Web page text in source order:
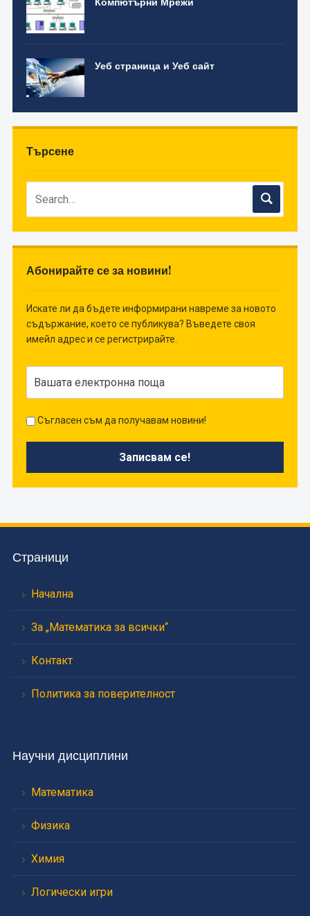
Уеб страница и Уеб сайт
Търсене
Абонирайте се за новини!
Искате ли да бъдете информирани навреме за новото
съдържание, което се публикува? Въведете своя
имейл адрес и се регистрирайте.
Съгласен съм да получавам новини!
Страници
Начална
За „Математика за всички“
Контакт
Политика за поверителност
Научни дисциплини
Математика
Физика
Химия
Логически игри